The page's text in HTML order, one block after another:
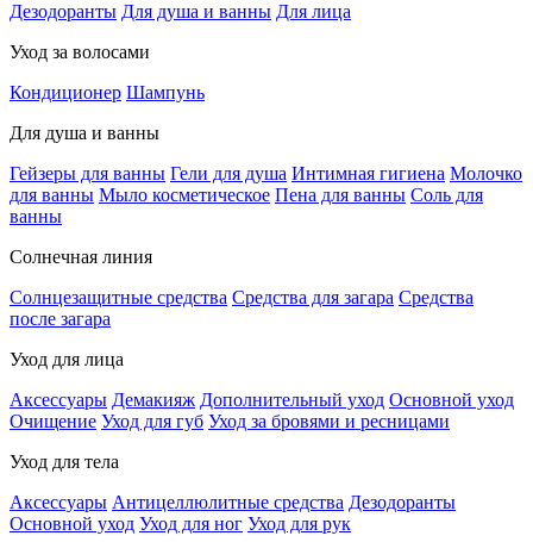
Дезодоранты Для душа и ванны Для лица
Уход за волосами
Кондиционер Шампунь
Для душа и ванны
Гейзеры для ванны Гели для душа Интимная гигиена Молочко
для ванны Мыло косметическое Пена для ванны Соль для
ванны
Солнечная линия
Солнцезащитные средства Средства для загара Средства
после загара
Уход для лица
Аксессуары Демакияж Дополнительный уход Основной уход
Очищение Уход для губ Уход за бровями и ресницами
Уход для тела
Аксессуары Антицеллюлитные средства Дезодоранты
Основной уход Уход для ног Уход для рук